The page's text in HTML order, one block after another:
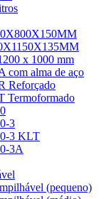
x 1000 mm
com alma de aço
Reforçado
Termoformado
3
3 KLT
3A
(pequeno)